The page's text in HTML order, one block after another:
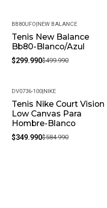
-40%
BB80UFO|NEW BALANCE
Tenis New Balance
Bb80-Blanco/Azul
$299.990$499.990
-40%
DV0736-100|NIKE
Tenis Nike Court Vision
Low Canvas Para
Hombre-Blanco
$349.990$584.990